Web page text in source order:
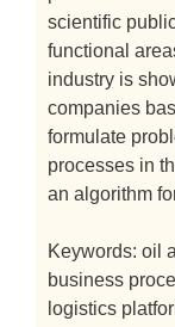
scientific
functional
industry is
companies
formulate
processes in
an algorithm
Keywords: oil
business
logistics